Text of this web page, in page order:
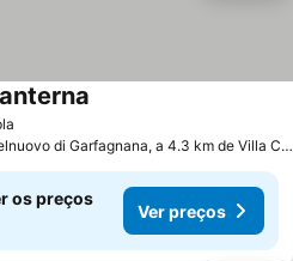
Castelnuovo di Garfagnana, a 4.3 km de Villa Collemandina
os preços
Ver preços